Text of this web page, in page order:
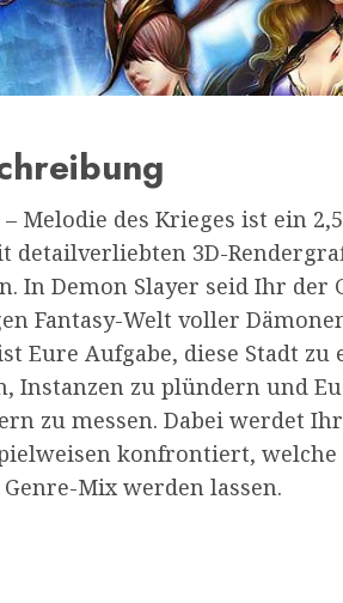
Melodie des Krieges ist ein
detailverliebten 3D-
In Demon Slayer seid Ihr der
Fantasy-Welt voller
Eure Aufgabe, diese Stadt
Instanzen zu plündern und
zu messen. Dabei werdet
konfrontiert, welche
Mix werden lassen.